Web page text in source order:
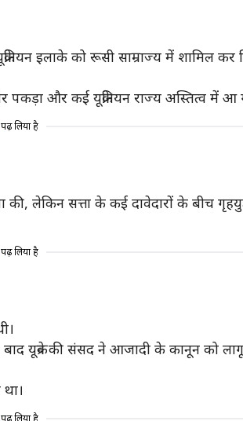
इलाके को रूसी साम्राज्य में शामिल कर
पकड़ा और कई यूक्रेनियन राज्य अस्तित्व में आ
पढ़ लिया है
की, लेकिन सत्ता के कई दावेदारों के बीच
पढ़ लिया है
यूक्रेन की संसद ने आजादी के कानून को
पढ़ लिया है